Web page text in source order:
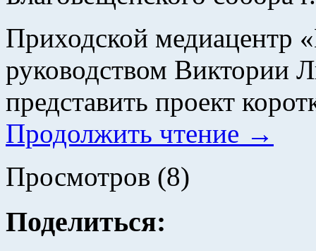
Приходской медиацентр
руководством Виктории
представить проект
Продолжить чтение →
Просмотров (8)
Поделиться: